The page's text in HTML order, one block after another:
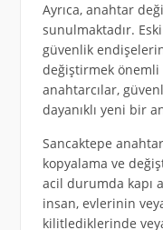
Ayrıca, anahtar
sunulmaktadır.
güvenlik
değiştirmek önemli
anahtarcılar,
dayanıklı yeni bir
Sancaktepe
kopyalama ve
acil durumda kapı
insan, evlerinin
kilitlediklerinde